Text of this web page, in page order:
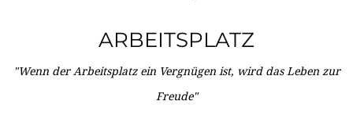
ARBEITSPLATZ
"Wenn der Arbeitsplatz ein Vergnügen ist, wird das Leben zur
Freude"